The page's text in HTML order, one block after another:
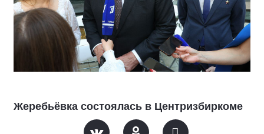
Жеребьёвка состоялась в Центризбиркоме